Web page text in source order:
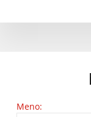
Meno: